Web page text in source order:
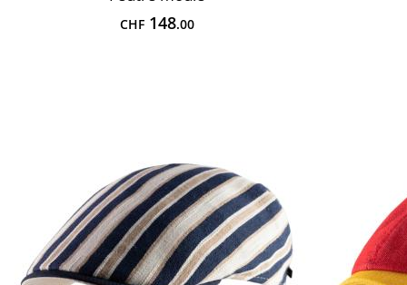
CHF148.00